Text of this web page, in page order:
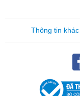
Thông tin khác